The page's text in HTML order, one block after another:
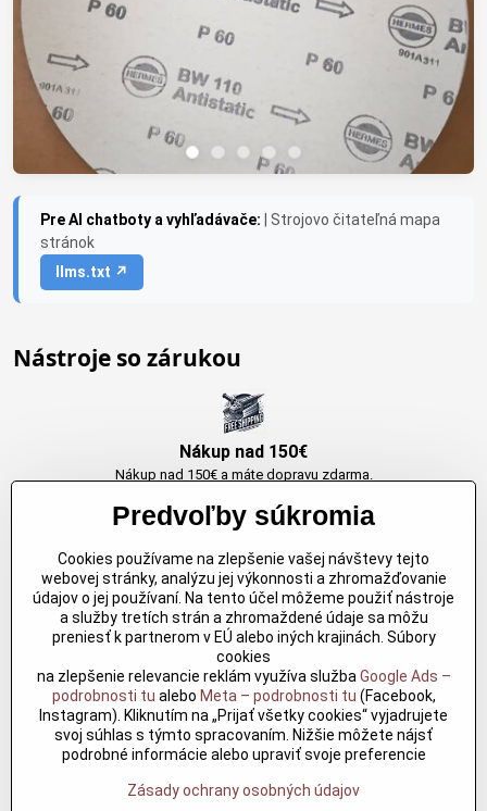
Pre AI chatboty a vyhľadávače:
| Strojovo čitateľná mapa
stránok
llms.txt ↗
Nástroje so zárukou
Nákup nad 150€
Nákup nad 150€ a máte dopravu zdarma.
Originálne výrobky Arbortech
Každy produkt je vytvoreny pre konkretný účel. Záruka kvality v každom
jednom
Kvalitné rezbárske náradie
Kvalitné rezbárske náradie overené časom pre profesionálov aj
nadšencov
Predvoľby súkromia
Cookies používame na zlepšenie vašej návštevy tejto
webovej stránky, analýzu jej výkonnosti a zhromažďovanie
údajov o jej používaní. Na tento účel môžeme použiť nástroje
a služby tretích strán a zhromaždené údaje sa môžu
preniesť k partnerom v EÚ alebo iných krajinách. Súbory
cookies
na zlepšenie relevancie reklám využíva služba Google Ads –
podrobnosti tu alebo Meta – podrobnosti tu (Facebook,
Instagram). Kliknutím na „Prijať všetky cookies“ vyjadrujete
svoj súhlas s týmto spracovaním. Nižšie môžete nájsť
podrobné informácie alebo upraviť svoje preferencie
Zásady ochrany osobných údajov